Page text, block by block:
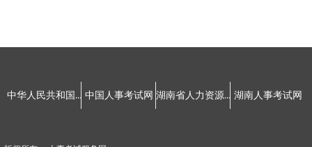
中华人民共和国人力资源和社会保障部 中国人事考试网 湖南省人力资源和社会保障厅 湖南人事考试网
友情链接：